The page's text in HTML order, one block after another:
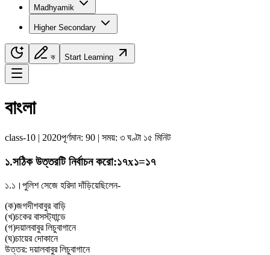
Madhyamik
Higher Secondary
ক Start Learning
Navigation Menu
বাংলা
class-10 | 2020পূর্ণমান: 90 | সময়: ৩ ঘণ্টা ১৫ মিনিট
১.সঠিক উত্তরটি নির্বাচন করাে:১৭x১=১৭
১.১। পুলিশ সেজে হরিদা দাঁড়িয়েছিলেন-
(ক)জগদীশবাবুর বাড়ি
(খ)চকের বাসস্ট্যান্ডে
(গ)দয়ালবাবুর লিচুবাগানে
(ঘ)চায়ের দোকানে
উত্তর:দয়ালবাবুর লিচুবাগানে